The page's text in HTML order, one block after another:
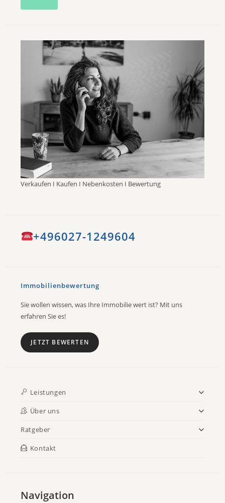
Verkaufen I Kaufen I Nebenkosten I Bewertung
+496027-1249604
Immobilienbewertung
Sie wollen wissen, was Ihre Immobilie wert ist? Mit uns
erfahren Sie es!
JETZT BEWERTEN
Leistungen
Über uns
Ratgeber
Kontakt
Navigation